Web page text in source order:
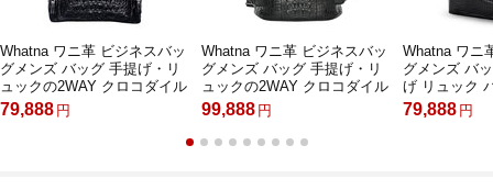
Whatna ワニ革 ビジネスバッ
グメンズ バッグ 手提げ・リ
ュックの2WAY クロコダイル
革 厚手本革 A4 15.6インチpc
収納可 大容量 盗難防止 旅行
79,888 円
Whatna ワニ革 ビジネスバッ
グメンズ バッグ 手提げ・リ
ュックの2WAY クロコダイル
革 厚手本革 A4 14インチpc収
納可 大容量 盗難防止 旅行 出
張用 通勤 通学 就活 面接 バ
99,888 円
Whatna ワニ
グメンズ バ
げ リュック
イル革 厚手
ンチpc収納
79,888 円